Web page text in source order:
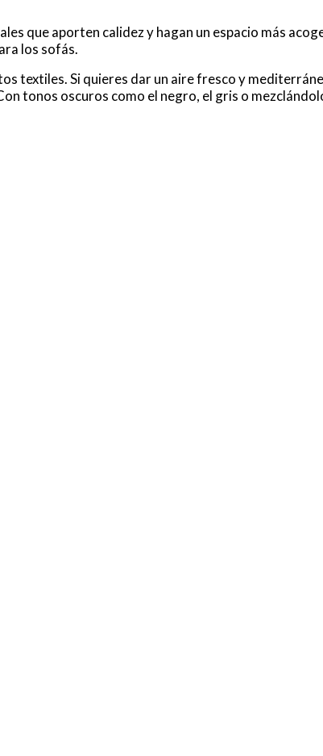
que aporten calidez y hagan un espacio más
los sofás.
textiles. Si quieres dar un aire fresco y
tonos oscuros como el negro, el gris o